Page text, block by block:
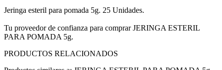
Jeringa esteril para pomada 5g. 25 Unidades.
Tu proveedor de confianza para comprar JERINGA ESTERIL
PARA POMADA 5g.
PRODUCTOS RELACIONADOS